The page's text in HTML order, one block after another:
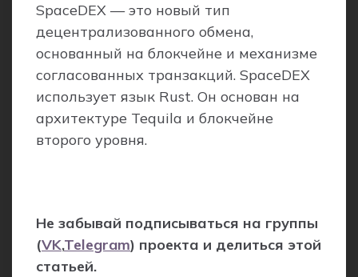
SpaceDEX — это новый тип
децентрализованного обмена,
основанный на блокчейне и механизме
согласованных транзакций. SpaceDEX
использует язык Rust. Он основан на
архитектуре Tequila и блокчейне
второго уровня.
Не забывай подписываться на группы
(VK,Telegram) проекта и делиться этой
статьей.